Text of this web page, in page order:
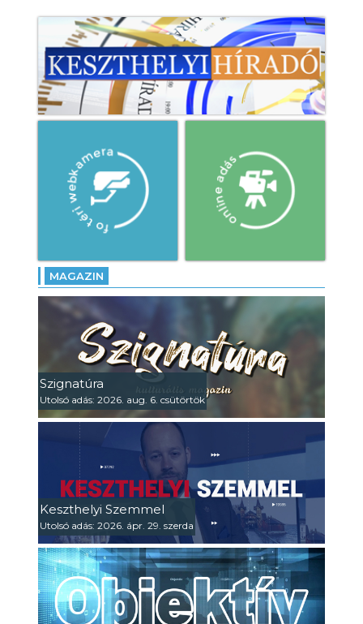
MAGAZIN
Szignatúra
Utolsó adás: 2026. aug. 6. csütörtök
Keszthelyi Szemmel
Utolsó adás: 2026. ápr. 29. szerda